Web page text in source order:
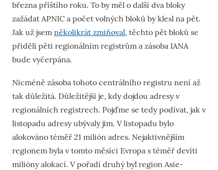
března příštího roku. To by měl o další dva bloky
zažádat APNIC a počet volných bloků by klesl na pět.
Jak už jsem několikrát zmiňoval, těchto pět bloků se
přidělí pěti regionálním registrům a zásoba IANA
bude vyčerpána.
Nicméně zásoba tohoto centrálního registru není až
tak důležitá. Důležitější je, kdy dojdou adresy v
regionálních registrech. Pojďme se tedy podívat, jak v
listopadu adresy ubývaly jim. V listopadu bylo
alokováno téměř 21 milión adres. Nejaktivnějším
regionem byla v tomto měsíci Evropa s téměř devíti
milióny alokací. V pořadí druhý byl region Asie-